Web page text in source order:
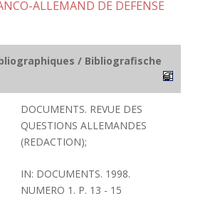
ALLEMAND DE DEFENSE
/ Bibliografische
DOCUMENTS. REVUE DES
QUESTIONS ALLEMANDES
(REDACTION);
IN: DOCUMENTS. 1998.
NUMERO 1. P. 13 - 15